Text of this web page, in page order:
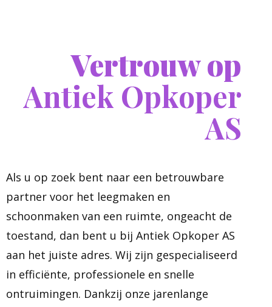
Vertrouw op
Antiek Opkoper
AS
Als u op zoek bent naar een betrouwbare
partner voor het leegmaken en
schoonmaken van een ruimte, ongeacht de
toestand, dan bent u bij Antiek Opkoper AS
aan het juiste adres. Wij zijn gespecialiseerd
in efficiënte, professionele en snelle
ontruimingen. Dankzij onze jarenlange